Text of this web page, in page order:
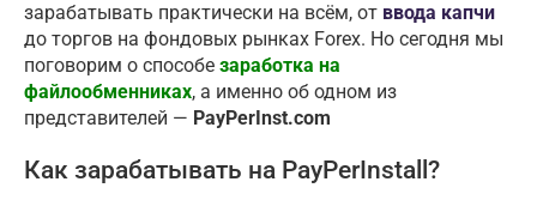
зарабатывать практически на всём, от ввода капчи
до торгов на фондовых рынках Forex. Но сегодня мы
поговорим о способе заработка на
файлообменниках, а именно об одном из
представителей — PayPerInst.com
Как зарабатывать на PayPerInstall?